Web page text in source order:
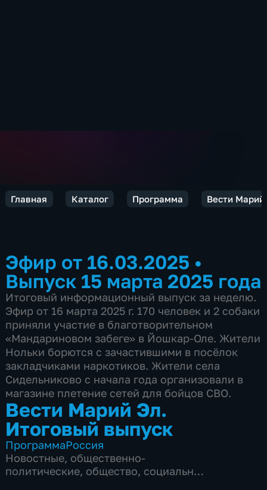
Главная Каталог Программа Вести
Эфир от 16.03.2025 •
Выпуск 15 марта 2025 года
Итоговый информационный выпуск за неделю.
Эфир от 16 марта 2025 г. 170 человек и 2 собаки
приняли участие в благотворительном
«Мандариновом забеге» в Йошкар-Оле. Жители
Нольки борются с зачастившими в посëлок
закладчиками наркотиков. Жители села
Сидельниково с начала года организовали в
магазине плетение сетей для бойцов СВО.
Вести Марий Эл.
Итоговый выпуск
ПрограммаРоссия
Новостные, общественно-
политические, общество, социально-